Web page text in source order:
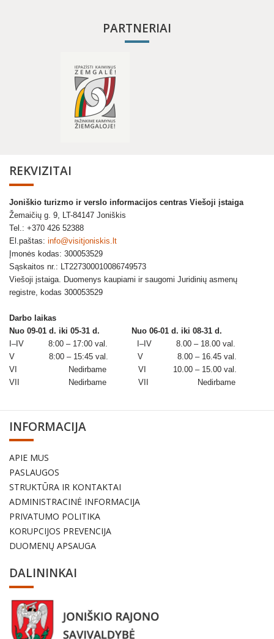
PARTNERIAI
REKVIZITAI
Joniškio turizmo ir verslo informacijos centras Viešoji įstaiga
Žemaičių g. 9, LT-84147 Joniškis
Tel.: +370 426 52388
El.paštas: info@visitjoniskis.lt
Įmonės kodas: 300053529
Sąskaitos nr.: LT227300010086749573
Viešoji įstaiga. Duomenys kaupiami ir saugomi Juridinių asmenų
registre, kodas 300053529
Darbo laikas
Nuo 09-01 d. iki 05-31 d. Nuo 06-01 d. iki 08-31 d.
I–IV 8:00 – 17:00 val. I–IV 8.00 – 18.00 val.
V 8:00 – 15:45 val. V 8.00 – 16.45 val.
VI Nedirbame VI 10.00 – 15.00 val.
VII Nedirbame VII Nedirbame
INFORMACIJA
APIE MUS
PASLAUGOS
STRUKTŪRA IR KONTAKTAI
ADMINISTRACINĖ INFORMACIJA
PRIVATUMO POLITIKA
KORUPCIJOS PREVENCIJA
DUOMENŲ APSAUGA
DALININKAI